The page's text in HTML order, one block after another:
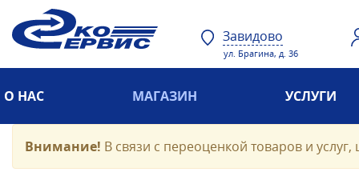
Завидово
ул. Брагина, д. 36
О НАС МАГАЗИН УСЛУГИ
Внимание! В связи с переоценкой товаров и